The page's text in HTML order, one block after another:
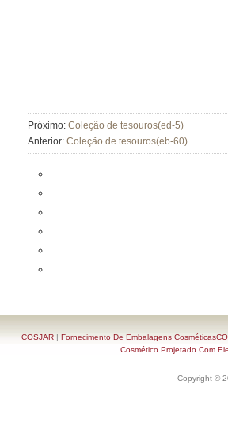
Próximo: Coleção de tesouros(ed-5)
Anterior: Coleção de tesouros(eb-60)
COSJAR| Fornecimento De Embalagens
Cosmético Projetado Com
Copyright ©